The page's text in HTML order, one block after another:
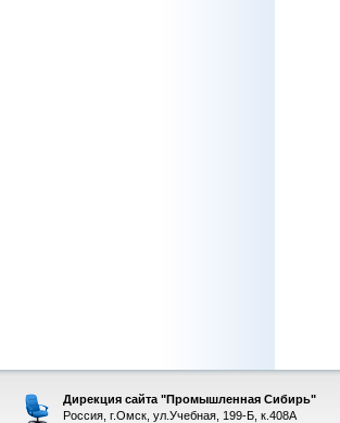
Дирекция сайта "Промышленная Сибирь"
Россия, г.Омск, ул.Учебная, 199-Б, к.408А